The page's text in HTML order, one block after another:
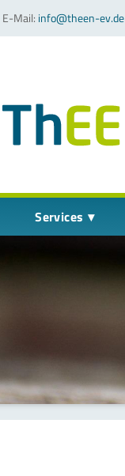
E-Mail: info@theen-ev.de
Services